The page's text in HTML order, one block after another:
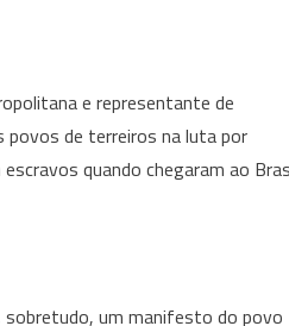
e representante de
povos de terreiros na luta por
quando chegaram ao
um manifesto do povo